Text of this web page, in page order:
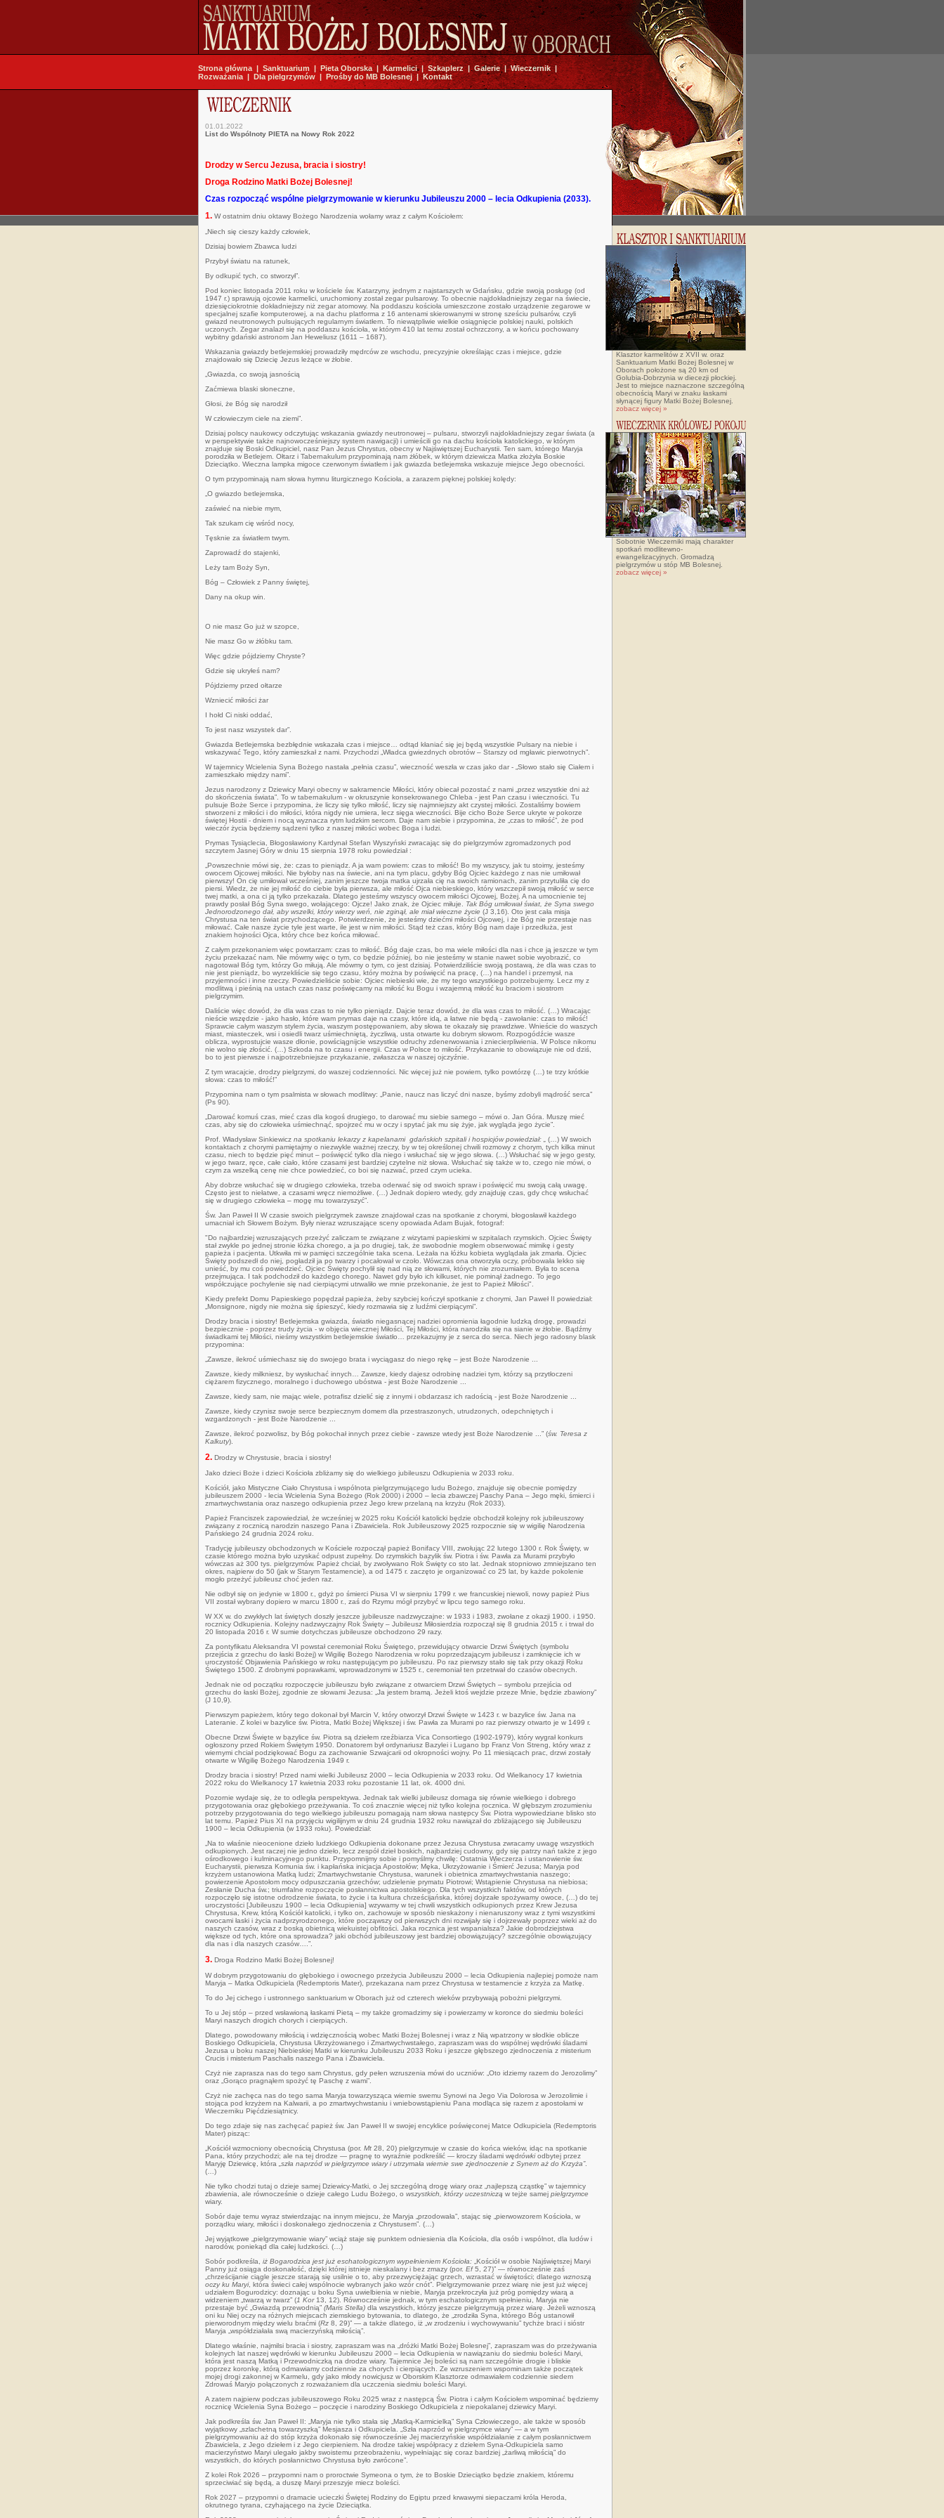
Strona główna | Sanktuarium|Pieta Oborska|Karmelici|Szkaplerz|Galerie|Wieczernik|
Rozważania | Dla pielgrzymów | Prośby do MB Bolesnej|Kontakt
01.01.2022
List do Wspólnoty PIETA na Nowy Rok 2022
Drodzy w Sercu Jezusa, bracia i siostry!
Droga Rodzino Matki Bożej Bolesnej!
Czas rozpocząć wspólne pielgrzymowanie w kierunku Jubileuszu 2000 – lecia Odkupienia (2033).
1. W ostatnim dniu oktawy Bożego Narodzenia wołamy wraz z całym Kościołem:
„Niech się cieszy każdy człowiek,
Dzisiaj bowiem Zbawca ludzi
Przybył światu na ratunek,
By odkupić tych, co stworzył”.
Pod koniec listopada 2011 roku w kościele św. Katarzyny, jednym z najstarszych w Gdańsku, gdzie swoją posługę (od
1947 r.) sprawują ojcowie karmelici, uruchomiony został zegar pulsarowy. To obecnie najdokładniejszy zegar na świecie,
dziesięciokrotnie dokładniejszy niż zegar atomowy. Na poddaszu kościoła umieszczone zostało urządzenie zegarowe w
specjalnej szafie komputerowej, a na dachu platforma z 16 antenami skierowanymi w stronę sześciu pulsarów, czyli
gwiazd neutronowych pulsujących regularnym światłem. To niewątpliwie wielkie osiągnięcie polskiej nauki, polskich
uczonych. Zegar znalazł się na poddaszu kościoła, w którym 410 lat temu został ochrzczony, a w końcu pochowany
wybitny gdański astronom Jan Heweliusz (1611 – 1687).
Wskazania gwiazdy betlejemskiej prowadziły mędrców ze wschodu, precyzyjnie określając czas i miejsce, gdzie
znajdowało się Dziecię Jezus leżące w żłobie.
„Gwiazda, co swoją jasnością
Zaćmiewa blaski słoneczne,
Głosi, że Bóg się narodził
W człowieczym ciele na ziemi”.
Dzisiaj polscy naukowcy odczytując wskazania gwiazdy neutronowej – pulsaru, stworzyli najdokładniejszy zegar świata (a
w perspektywie także najnowocześniejszy system nawigacji) i umieścili go na dachu kościoła katolickiego, w którym
znajduje się Boski Odkupiciel, nasz Pan Jezus Chrystus, obecny w Najświętszej Eucharystii. Ten sam, którego Maryja
porodziła w Betlejem. Ołtarz i Tabernakulum przypominają nam żłóbek, w którym dziewicza Matka złożyła Boskie
Dzieciątko. Wieczna lampka migoce czerwonym światłem i jak gwiazda betlejemska wskazuje miejsce Jego obecności.
O tym przypominają nam słowa hymnu liturgicznego Kościoła, a zarazem pięknej polskiej kolędy:
„O gwiazdo betlejemska,
zaświeć na niebie mym,
Tak szukam cię wśród nocy,
Tęsknie za światłem twym.
Zaprowadź do stajenki,
Leży tam Boży Syn,
Bóg – Człowiek z Panny świętej,
Dany na okup win.
O nie masz Go już w szopce,
Nie masz Go w żłóbku tam.
Więc gdzie pójdziemy Chryste?
Gdzie się ukryłeś nam?
Pójdziemy przed ołtarze
Wzniecić miłości żar
I hołd Ci niski oddać,
To jest nasz wszystek dar”.
Gwiazda Betlejemska bezbłędnie wskazała czas i miejsce… odtąd kłaniać się jej będą wszystkie Pulsary na niebie i
wskazywać Tego, który zamieszkał z nami. Przychodzi „Władca gwiezdnych obrotów – Starszy od mgławic pierwotnych”.
W tajemnicy Wcielenia Syna Bożego nastała „pełnia czasu”, wieczność weszła w czas jako dar - „Słowo stało się Ciałem i
zamieszkało między nami”.
Jezus narodzony z Dziewicy Maryi obecny w sakramencie Miłości, który obiecał pozostać z nami „przez wszystkie dni aż
do skończenia świata”. To w tabernakulum - w okruszynie konsekrowanego Chleba - jest Pan czasu i wieczności. Tu
pulsuje Boże Serce i przypomina, że liczy się tylko miłość, liczy się najmniejszy akt czystej miłości. Zostaliśmy bowiem
stworzeni z miłości i do miłości, która nigdy nie umiera, lecz sięga wieczności. Bije cicho Boże Serce ukryte w pokorze
świętej Hostii - dniem i nocą wyznacza rytm ludzkim sercom. Daje nam siebie i przypomina, że „czas to miłość” , że pod
wieczór życia będziemy sądzeni tylko z naszej miłości wobec Boga i ludzi.
Prymas Tysiąclecia, Błogosławiony Kardynał Stefan Wyszyński zwracając się do pielgrzymów zgromadzonych pod
szczytem Jasnej Góry w dniu 15 sierpnia 1978 roku powiedział :
„Powszechnie mówi się, że: czas to pieniądz. A ja wam powiem: czas to miłość! Bo my wszyscy, jak tu stoimy, jesteśmy
owocem Ojcowej miłości. Nie byłoby nas na świecie, ani na tym placu, gdyby Bóg Ojciec każdego z nas nie umiłował
pierwszy! On cię umiłował wcześniej, zanim jeszcze twoja matka ujrzała cię na swoich ramionach, zanim przytuliła cię do
piersi. Wiedz, że nie jej miłość do ciebie była pierwsza, ale miłość Ojca niebieskiego, który wszczepił swoją miłość w serce
twej matki, a ona ci ją tylko przekazała. Dlatego jesteśmy wszyscy owocem miłości Ojcowej, Bożej. A na umocnienie tej
prawdy posłał Bóg Syna swego, wołającego: Ojcze! Jako znak, że Ojciec miłuje. Tak Bóg umiłował świat, że Syna swego
Jednorodzonego dał, aby wszelki, który wierzy weń, nie zginął, ale miał wieczne życie (J 3,16). Oto jest cała misja
Chrystusa na ten świat przychodzącego. Potwierdzenie, że jesteśmy dziećmi miłości Ojcowej, i że Bóg nie przestaje nas
miłować. Całe nasze życie tyle jest warte, ile jest w nim miłości. Stąd też czas, który Bóg nam daje i przedłuża, jest
znakiem hojności Ojca, który chce bez końca miłować.
Z całym przekonaniem więc powtarzam: czas to miłość. Bóg daje czas, bo ma wiele miłości dla nas i chce ją jeszcze w tym
życiu przekazać nam. Nie mówmy więc o tym, co będzie później, bo nie jesteśmy w stanie nawet sobie wyobrazić, co
nagotował Bóg tym, którzy Go miłują. Ale mówmy o tym, co jest dzisiaj. Potwierdziliście swoją postawą, że dla was czas to
nie jest pieniądz, bo wyrzekliście się tego czasu, który można by poświęcić na pracę, (…) na handel i przemysł, na
przyjemności i inne rzeczy. Powiedzieliście sobie: Ojciec niebieski wie, że my tego wszystkiego potrzebujemy. Lecz my z
modlitwą i pieśnią na ustach czas nasz poświęcamy na miłość ku Bogu i wzajemną miłość ku braciom i siostrom
pielgrzymim.
Daliście więc dowód, że dla was czas to nie tylko pieniądz. Dajcie teraz dowód, że dla was czas to miłość. (…) Wracając
nieście wszędzie - jako hasło, które wam prymas daje na czasy, które idą, a łatwe nie będą - zawołanie: czas to miłość!
Sprawcie całym waszym stylem życia, waszym postępowaniem, aby słowa te okazały się prawdziwe. Wnieście do waszych
miast, miasteczek, wsi i osiedli twarz uśmiechniętą, życzliwą, usta otwarte ku dobrym słowom. Rozpogódźcie wasze
oblicza, wyprostujcie wasze dłonie, powściągnijcie wszystkie odruchy zdenerwowania i zniecierpliwienia. W Polsce nikomu
nie wolno się złościć. (…) Szkoda na to czasu i energii. Czas w Polsce to miłość. Przykazanie to obowiązuje nie od dziś,
bo to jest pierwsze i najpotrzebniejsze przykazanie, zwłaszcza w naszej ojczyźnie.
Z tym wracajcie, drodzy pielgrzymi, do waszej codzienności. Nic więcej już nie powiem, tylko powtórzę (…) te trzy krótkie
słowa: czas to miłość!”
Przypomina nam o tym psalmista w słowach modlitwy: „Panie, naucz nas liczyć dni nasze, byśmy zdobyli mądrość serca”
(Ps 90).
„Darować komuś czas, mieć czas dla kogoś drugiego, to darować mu siebie samego – mówi o. Jan Góra. Muszę mieć
czas, aby się do człowieka uśmiechnąć, spojrzeć mu w oczy i spytać jak mu się żyje, jak wygląda jego życie”.
Prof. Władysław Sinkiewicz na spotkaniu lekarzy z kapelanami gdańskich szpitali i hospicjów powiedział: „
(…) W swoich
kontaktach z chorymi pamiętajmy o niezwykle ważnej rzeczy, by w tej określonej chwili rozmowy z chorym, tych kilka minut
czasu, niech to będzie pięć minut – poświęcić tylko dla niego i wsłuchać się w jego słowa. (…) Wsłuchać się w jego gesty,
w jego twarz, ręce, całe ciało, które czasami jest bardziej czytelne niż słowa. Wsłuchać się także w to, czego nie mówi, o
czym za wszelką cenę nie chce powiedzieć, co boi się nazwać, przed czym ucieka.
Aby dobrze wsłuchać się w drugiego człowieka, trzeba oderwać się od swoich spraw i poświęcić mu swoją całą uwagę.
Często jest to niełatwe, a czasami wręcz niemożliwe. (…) Jednak dopiero wtedy, gdy znajduję czas, gdy chcę wsłuchać
się w drugiego człowieka – mogę mu towarzyszyć”.
Św. Jan Paweł II W czasie swoich pielgrzymek zawsze znajdował czas na spotkanie z chorymi, błogosławił każdego
umacniał ich Słowem Bożym. Były nieraz wzruszające sceny opowiada Adam Bujak, fotograf:
"Do najbardziej wzruszających przeżyć zaliczam te związane z wizytami papieskimi w szpitalach rzymskich. Ojciec Święty
stał zwykle po jednej stronie łóżka chorego, a ja po drugiej, tak, że swobodnie mogłem obserwować mimikę i gesty
papieża i pacjenta. Utkwiła mi w pamięci szczególnie taka scena. Leżała na łóżku kobieta wyglądała jak zmarła. Ojciec
Święty podszedł do niej, pogładził ja po twarzy i pocałował w czoło. Wówczas ona otworzyła oczy, próbowała lekko się
unieść, by mu coś powiedzieć. Ojciec Święty pochylił się nad nią ze słowami, których nie zrozumiałem. Była to scena
przejmująca. I tak podchodził do każdego chorego. Nawet gdy było ich kilkuset, nie pominął żadnego. To jego
współczujące pochylenie się nad cierpiącymi utrwaliło we mnie przekonanie, że jest to Papież Miłości".
Kiedy prefekt Domu Papieskiego popędzał papieża, żeby szybciej kończył spotkanie z chorymi, Jan Paweł II powiedział:
„Monsignore, nigdy nie można się śpieszyć, kiedy rozmawia się z ludźmi cierpiącymi”.
Drodzy bracia i siostry! Betlejemska gwiazda, światło niegasnącej nadziei opromienia łagodnie ludzką drogę, prowadzi
bezpiecznie - poprzez trudy życia - w objęcia wiecznej Miłości, Tej Miłości, która narodziła się na sianie w żłobie. Bądźmy
świadkami tej Miłości, nieśmy wszystkim betlejemskie światło… przekazujmy je z serca do serca. Niech jego radosny blask
przypomina:
„Zawsze, ilekroć uśmiechasz się do swojego brata i wyciągasz do niego rękę – jest Boże Narodzenie ...
Zawsze, kiedy milkniesz, by wysłuchać innych… Zawsze, kiedy dajesz odrobinę nadziei tym, którzy są przytłoczeni
ciężarem fizycznego, moralnego i duchowego ubóstwa - jest Boże Narodzenie ...
Zawsze, kiedy sam, nie mając wiele, potrafisz dzielić się z innymi i obdarzasz ich radością - jest Boże Narodzenie ...
Zawsze, kiedy czynisz swoje serce bezpiecznym domem dla przestraszonych, utrudzonych, odepchniętych i
wzgardzonych - jest Boże Narodzenie ...
Zawsze, ilekroć pozwolisz, by Bóg pokochał innych przez ciebie - zawsze wtedy jest Boże Narodzenie ...” (św. Teresa z
Kalkuty).
2. Drodzy w Chrystusie, bracia i siostry!
Jako dzieci Boże i dzieci Kościoła zbliżamy się do wielkiego jubileuszu Odkupienia w 2033 roku.
Kościół, jako Mistyczne Ciało Chrystusa i wspólnota pielgrzymującego ludu Bożego, znajduje się obecnie pomiędzy
jubileuszem 2000 - lecia Wcielenia Syna Bożego (Rok 2000) i 2000 – lecia zbawczej Paschy Pana – Jego męki, śmierci i
zmartwychwstania oraz naszego odkupienia przez Jego krew przelaną na krzyżu (Rok 2033).
Papież Franciszek zapowiedział, że wcześniej w 2025 roku Kościół katolicki będzie obchodził kolejny rok jubileuszowy
związany z rocznicą narodzin naszego Pana i Zbawiciela. Rok Jubileuszowy 2025 rozpocznie się w wigilię Narodzenia
Pańskiego 24 grudnia 2024 roku.
Tradycję jubileuszy obchodzonych w Kościele rozpoczął papież Bonifacy VIII, zwołując 22 lutego 1300 r. Rok Święty, w
czasie którego można było uzyskać odpust zupełny. Do rzymskich bazylik św. Piotra i św. Pawła za Murami przybyło
wówczas aż 300 tys. pielgrzymów. Papież chciał, by zwoływano Rok Święty co sto lat. Jednak stopniowo zmniejszano ten
okres, najpierw do 50 (jak w Starym Testamencie), a od 1475 r. zaczęto je organizować co 25 lat, by każde pokolenie
mogło przeżyć jubileusz choć jeden raz.
Nie odbył się on jedynie w 1800 r., gdyż po śmierci Piusa VI w sierpniu 1799 r. we francuskiej niewoli, nowy papież Pius
VII został wybrany dopiero w marcu 1800 r., zaś do Rzymu mógł przybyć w lipcu tego samego roku.
W XX w. do zwykłych lat świętych doszły jeszcze jubileusze nadzwyczajne: w 1933 i 1983, zwołane z okazji 1900. i 1950.
rocznicy Odkupienia. Kolejny nadzwyczajny Rok Święty – Jubileusz Miłosierdzia rozpoczął się 8 grudnia 2015 r. i trwał do
20 listopada 2016 r. W sumie dotychczas jubileusze obchodzono 29 razy.
Za pontyfikatu Aleksandra VI powstał ceremoniał Roku Świętego, przewidujący otwarcie Drzwi Świętych (symbolu
przejścia z grzechu do łaski Bożej) w Wigilię Bożego Narodzenia w roku poprzedzającym jubileusz i zamknięcie ich w
uroczystość Objawienia Pańskiego w roku następującym po jubileuszu. Po raz pierwszy stało się tak przy okazji Roku
Świętego 1500. Z drobnymi poprawkami, wprowadzonymi w 1525 r., ceremoniał ten przetrwał do czasów obecnych.
Jednak nie od początku rozpoczęcie jubileuszu było związane z otwarciem Drzwi Świętych – symbolu przejścia od
grzechu do łaski Bożej, zgodnie ze słowami Jezusa: „Ja jestem bramą. Jeżeli ktoś wejdzie przeze Mnie, będzie zbawiony”
(J 10,9).
Pierwszym papieżem, który tego dokonał był Marcin V, który otworzył Drzwi Święte w 1423 r. w bazylice św. Jana na
Lateranie. Z kolei w bazylice św. Piotra, Matki Bożej Większej i św. Pawła za Murami po raz pierwszy otwarto je w 1499 r.
Obecne Drzwi Święte w bazylice św. Piotra są dziełem rzeźbiarza Vica Consortiego (1902-1979), który wygrał konkurs
ogłoszony przed Rokiem Świętym 1950. Donatorem był ordynariusz Bazylei i Lugano bp Franz Von Streng, który wraz z
wiernymi chciał podziękować Bogu za zachowanie Szwajcarii od okropności wojny. Po 11 miesiącach prac, drzwi zostały
otwarte w Wigilię Bożego Narodzenia 1949 r.
Drodzy bracia i siostry! Przed nami wielki Jubileusz 2000 – lecia Odkupienia w 2033 roku. Od Wielkanocy 17 kwietnia
2022 roku do Wielkanocy 17 kwietnia 2033 roku pozostanie 11 lat, ok. 4000 dni.
Pozornie wydaje się, że to odległa perspektywa. Jednak tak wielki jubileusz domaga się równie wielkiego i dobrego
przygotowania oraz głębokiego przeżywania. To coś znacznie więcej niż tylko kolejna rocznica. W głębszym zrozumieniu
potrzeby przygotowania do tego wielkiego jubileuszu pomagają nam słowa następcy Św. Piotra wypowiedziane blisko sto
lat temu. Papież Pius XI na przyjęciu wigilijnym w dniu 24 grudnia 1932 roku nawiązał do zbliżającego się Jubileuszu
1900 – lecia Odkupienia (w 1933 roku). Powiedział:
„Na to właśnie nieocenione dzieło ludzkiego Odkupienia dokonane przez Jezusa Chrystusa zwracamy uwagę wszystkich
odkupionych. Jest raczej nie jedno dzieło, lecz zespół dzieł boskich, najbardziej cudowny, gdy się patrzy nań także z jego
ośrodkowego i kulminacyjnego punktu. Przypomnijmy sobie i pomyślmy chwilę: Ostatnia Wieczerza i ustanowienie św.
Eucharystii, pierwsza Komunia św. i kapłańska inicjacja Apostołów; Męka, Ukrzyżowanie i Śmierć Jezusa; Maryja pod
krzyżem ustanowiona Matką ludzi; Zmartwychwstanie Chrystusa, warunek i obietnica zmartwychwstania naszego;
powierzenie Apostołom mocy odpuszczania grzechów; udzielenie prymatu Piotrowi; Wstąpienie Chrystusa na niebiosa;
Zesłanie Ducha św.; triumfalne rozpoczęcie posłannictwa apostolskiego. Dla tych wszystkich faktów, od których
rozpoczęło się istotne odrodzenie świata, to życie i ta kultura chrześcijańska, której dojrzałe spożywamy owoce, (…) do tej
uroczystości [Jubileuszu 1900 – lecia Odkupienia] wzywamy w tej chwili wszyst­kich odkupionych przez Krew Jezusa
Chrystusa, Krew, którą Kościół katolicki, i tylko on, zachowuje w sposób nieskażony i nienaruszony wraz z tymi wszystkimi
owocami łaski i życia nadprzyrodzonego, które począwszy od pierwszych dni rozwijały się i dojrzewały poprzez wieki aż do
naszych czasów, wraz z boską obietnicą wiekuistej obfitości. Jaka rocznica jest wspanialsza? Jakie dobrodziejstwa
większe od tych, które ona sprowadza? jaki obchód jubileuszowy jest bardziej obowiązujący? szczególnie obowiązujący
dla nas i dla naszych czasów….”.
3. Droga Rodzino Matki Bożej Bolesnej!
W dobrym przygotowaniu do głębokiego i owocnego przeżycia Jubileuszu 2000 – lecia Odkupienia najlepiej pomoże nam
Maryja – Matka Odkupiciela (Redemptoris Mater), przekazana nam przez Chrystusa w testamencie z krzyża za Matkę.
To do Jej cichego i ustronnego sanktuarium w Oborach już od czterech wieków przybywają pobożni pielgrzymi.
To u Jej stóp – przed wsławioną łaskami Pietą – my także gromadzimy się i powierzamy w koronce do siedmiu boleści
Maryi naszych drogich chorych i cierpiących.
Dlatego, powodowany miłością i wdzięcznością wobec Matki Bożej Bolesnej i wraz z Nią wpatrzony w słodkie oblicze
Boskiego Odkupiciela, Chrystusa Ukrzyżowanego i Zmartwychwstałego, zapraszam was do wspólnej wędrówki śladami
Jezusa u boku naszej Niebieskiej Matki w kierunku Jubileuszu 2033 Roku i jeszcze głębszego zjednoczenia z misterium
Crucis i misterium Paschalis naszego Pana i Zbawiciela.
Czyż nie zaprasza nas do tego sam Chrystus, gdy pełen wzruszenia mówi do uczniów: „Oto idziemy razem do Jerozolimy”
oraz „Gorąco pragnąłem spożyć tę Paschę z wami”.
Czyż nie zachęca nas do tego sama Maryja towarzysząca wiernie swemu Synowi na Jego Via Dolorosa w Jerozolimie i
stojąca pod krzyżem na Kalwarii, a po zmartwychwstaniu i wniebowstąpieniu Pana modląca się razem z apostołami w
Wieczerniku Pięćdziesiątnicy.
Do tego zdaje się nas zachęcać papież św. Jan Paweł II w swojej encyklice poświęconej Matce Odkupiciela (Redemptoris
Mater) pisząc:
„Kościół wzmocniony obecnością Chrystusa (por. Mt 28, 20) pielgrzymuje w czasie do końca wieków, idąc na spotkanie
Pana, który przychodzi; ale na tej drodze — pragnę to wyraźnie podkreślić — kroczy śladami wędrówkiodbytej przez
Maryję Dziewicę, która
„szła naprzód w pielgrzymce wiary i utrzymała wiernie swe zjednoczenie z Synem aż do Krzyża”.
(…)
Nie tylko chodzi tutaj o dzieje samej Dziewicy-Matki, o Jej szczególną drogę wiary oraz „najlepszą cząstkę” w tajemnicy
zbawienia, ale równocześnie o dzieje całego Ludu Bożego, o wszystkich, którzy uczestniczą w tejże samej pielgrzymce
wiary.
Sobór daje temu wyraz stwierdzając na innym miejscu, że Maryja „przodowała”, stając się „pierwowzorem Kościoła, w
porządku wiary, miłości i doskonałego zjednoczenia z Chrystusem”. (…)
Jej wyjątkowe „pielgrzymowanie wiary” wciąż staje się punktem odniesienia dla Kościoła, dla osób i wspólnot, dla ludów i
narodów, poniekąd dla całej ludzkości. (…)
Sobór podkreśla, iż Bogarodzica jest już eschatologicznym wypełnieniem Kościoła: „Kościół w osobie Najświętszej Maryi
Panny już osiąga doskonałość, dzięki której istnieje nieskalany i bez zmazy (por. Ef5, 27)” — równocześnie zaś
„chrześcijanie ciągle jeszcze starają się usilnie o to, aby przezwyciężając grzech, wzrastać w świętości; dlatego wznoszą
oczy ku Maryi, która świeci całej wspólnocie wybranych jako wzór cnót”. Pielgrzymowanie przez wiarę nie jest już więcej
udziałem Bogurodzicy: doznając u boku Syna uwielbienia w niebie, Maryja przekroczyła już próg pomiędzy wiarą a
widzeniem „twarzą w twarz” (1 Kor13, 12). Równocześnie jednak, w tym eschatologicznym spełnieniu, Maryja nie
przestaje być „Gwiazdą przewodnią” (Maris Stella) dla wszystkich, którzy jeszcze pielgrzymują przez wiarę. Jeżeli wznoszą
oni ku Niej oczy na różnych miejscach ziemskiego bytowania, to dlatego, że „zrodziła Syna, którego Bóg ustanowił
pierworodnym między wielu braćmi (Rz 8, 29)” — a także dlatego, iż „w zrodzeniu i wychowywaniu” tychże braci i sióstr
Maryja „współdziałała swą macierzyńską miłością”.
Dlatego właśnie, najmilsi bracia i siostry, zapraszam was na „dróżki Matki Bożej Bolesnej”, zapraszam was do przeżywania
kolejnych lat naszej wędrówki w kierunku Jubileuszu 2000 – lecia Odkupienia w nawiązaniu do siedmiu boleści Maryi,
która jest naszą Matką i Przewodniczką na drodze wiary. Tajemnice Jej boleści są nam szczególnie drogie i bliskie
poprzez koronkę, którą odmawiamy codziennie za chorych i cierpiących. Ze wzruszeniem wspominam także początek
mojej drogi zakonnej w Karmelu, gdy jako młody nowicjusz w Oborskim Klasztorze odmawiałem codziennie siedem
Zdrowaś Maryjo połączonych z rozważaniem dla uczczenia siedmiu boleści Maryi.
A zatem najpierw podczas jubileuszowego Roku 2025 wraz z następcą Św. Piotra i całym Kościołem wspominać będziemy
rocznicę Wcielenia Syna Bożego – poczęcie i narodziny Boskiego Odkupiciela z niepokalanej dziewicy Maryi.
Jak podkreśla św. Jan Paweł II: „Maryja nie tylko stała się „Matką-Karmicielką” Syna Człowieczego, ale także w sposób
wyjątkowy „szlachetną towarzyszką” Mesjasza i Odkupiciela. „Szła naprzód w pielgrzymce wiary” — a w tym
pielgrzymowaniu aż do stóp krzyża dokonało się równocześnie Jej macierzyńskie współdziałanie z całym posłannictwem
Zbawiciela, z Jego dziełem i z Jego cierpieniem. Na drodze takiej współpracy z dziełem Syna-Odkupiciela samo
macierzyństwo Maryi ulegało jakby swoistemu przeobrażeniu, wypełniając się coraz bardziej „żarliwą miłością” do
wszystkich, do których posłannictwo Chrystusa było zwrócone”.
Z kolei Rok 2026 – przypomni nam o proroctwie Symeona o tym, że to Boskie Dzieciątko będzie znakiem, któremu
sprzeciwiać się będą, a duszę Maryi przeszyje miecz boleści.
Rok 2027 – przypomni o dramacie ucieczki Świętej Rodziny do Egiptu przed krwawymi siepaczami króla Heroda,
okrutnego tyrana, czyhającego na życie Dzieciątka.
Klasztor karmelitów z XVII w. oraz
Sanktuarium Matki Bożej Bolesnej w
Oborach położone są 20 km od
Golubia-Dobrzynia w diecezji płockiej.
Jest to miejsce naznaczone szczególną
obecnością Maryi w znaku łaskami
słynącej figury Matki Bożej Bolesnej.
zobacz więcej »
Sobotnie Wieczerniki mają charakter
spotkań modlitewno-
ewangelizacyjnych. Gromadzą
pielgrzymów u stóp MB Bolesnej.
zobacz więcej »